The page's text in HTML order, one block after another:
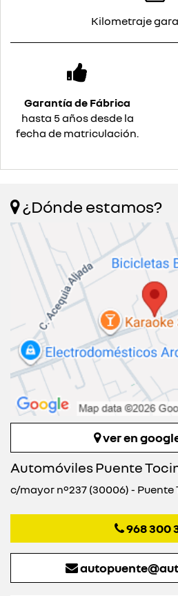
Kilometraje
Garantía de Fábrica
hasta 5 años desde la
fecha de matriculación.
¿Dónde estamos?
ver en
Automóviles Puente
c/mayor nº237 (30006) - Puente
968 300